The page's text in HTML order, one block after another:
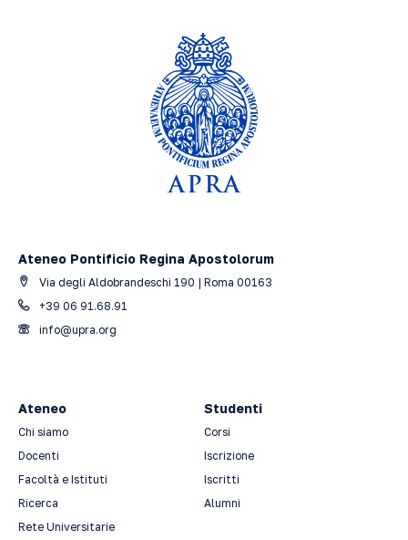
Ateneo Pontificio Regina Apostolorum
Via degli Aldobrandeschi 190 | Roma 00163
+39 06 91.68.91
info@upra.org
Ateneo
Chi siamo
Docenti
Facoltà e Istituti
Ricerca
Rete Universitarie
Studenti
Corsi
Iscrizione
Iscritti
Alumni